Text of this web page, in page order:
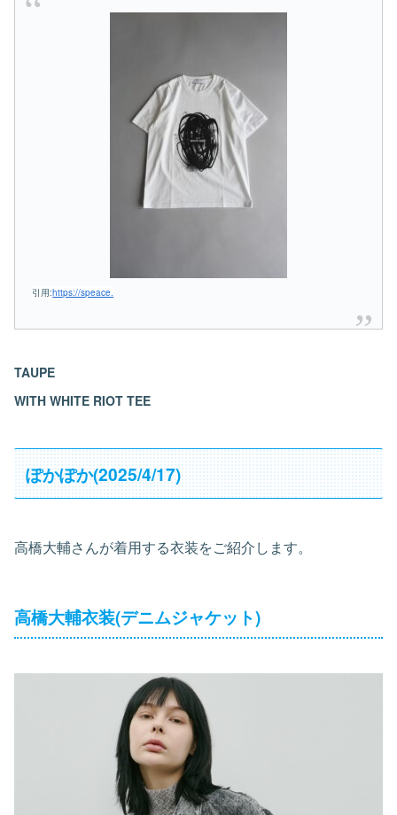
引用:https://speace.
TAUPE
WITH WHITE RIOT TEE
ぽかぽか(2025/4/17)
高橋大輔さんが着用する衣装をご紹介します。
高橋大輔衣装(デニムジャケット)